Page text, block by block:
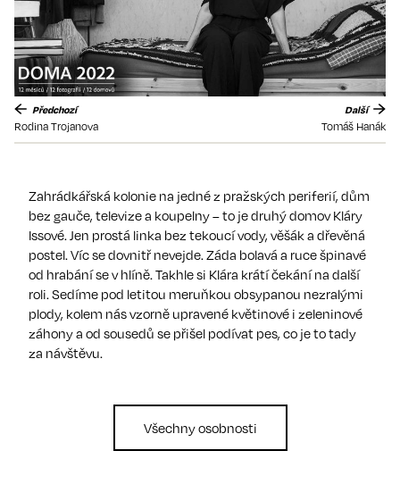
Předchozí
Rodina Trojanova
Další
Tomáš Hanák
Zahrádkářská kolonie na jedné z pražských periferií, dům
bez gauče, televize a koupelny – to je druhý domov Kláry
Issové. Jen prostá linka bez tekoucí vody, věšák a dřevěná
postel. Víc se dovnitř nevejde. Záda bolavá a ruce špinavé
od hrabání se v hlíně. Takhle si Klára krátí čekání na další
roli. Sedíme pod letitou meruňkou obsypanou nezralými
plody, kolem nás vzorně upravené květinové i zeleninové
záhony a od sousedů se přišel podívat pes, co je to tady
za návštěvu.
Všechny osobnosti